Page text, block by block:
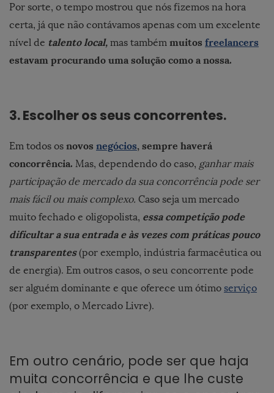
Por sorte, o tempo mostrou que nós fizemos na hora
certa, já que não contávamos apenas com um excelente
nível de talento local, mas também muitos freelancers
estavam procurando uma solução como a nossa.
3.Escolher os seus concorrentes.
Em todos os novos negócios, sempre haverá
concorrência. Mas, dependendo do caso, ganhar mais
participação de mercado da sua concorrência pode ser
mais fácil ou mais complexo. Caso seja um mercado
muito fechado e oligopolista, essa competição pode
dificultar a sua entrada e às vezes com práticas pouco
transparentes(por exemplo, indústria farmacêutica ou
de energia). Em outros casos, o seu concorrente pode
ser alguém dominante e que oferece um ótimo serviço
(por exemplo, o Mercado Livre).
Em outro cenário, pode ser que haja
muita concorrência e que lhe custe